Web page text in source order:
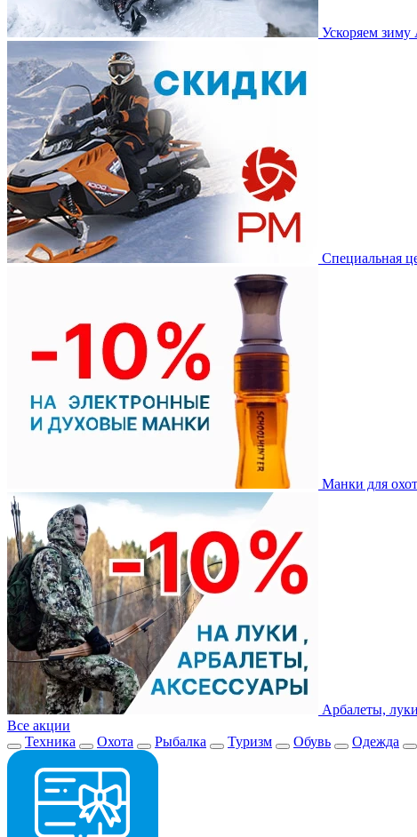
Ускоряем зиму
Специальная
Манки для
Арбалеты,
Все акции
Техника
Охота Рыбалка Туризм Обувь Одежда